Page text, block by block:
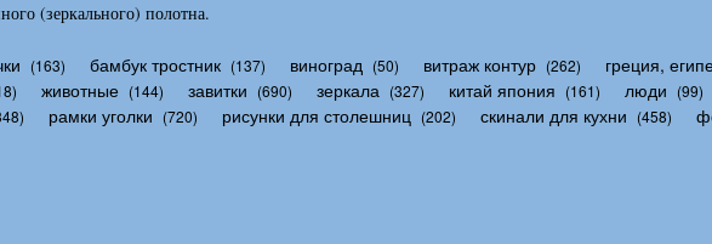
(зеркального) полотна.
(163) бамбук тростник (137) виноград (50) витраж контур (262) греция,
животные (144) завитки (690) зеркала (327) китай япония (161) люди (99)
рамки уголки (720) рисунки для столешниц (202) скинали для кухни (458)